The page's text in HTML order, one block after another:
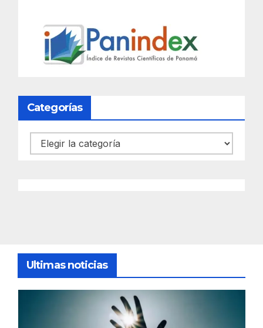
Categorías
Categorías
Ultimas noticias